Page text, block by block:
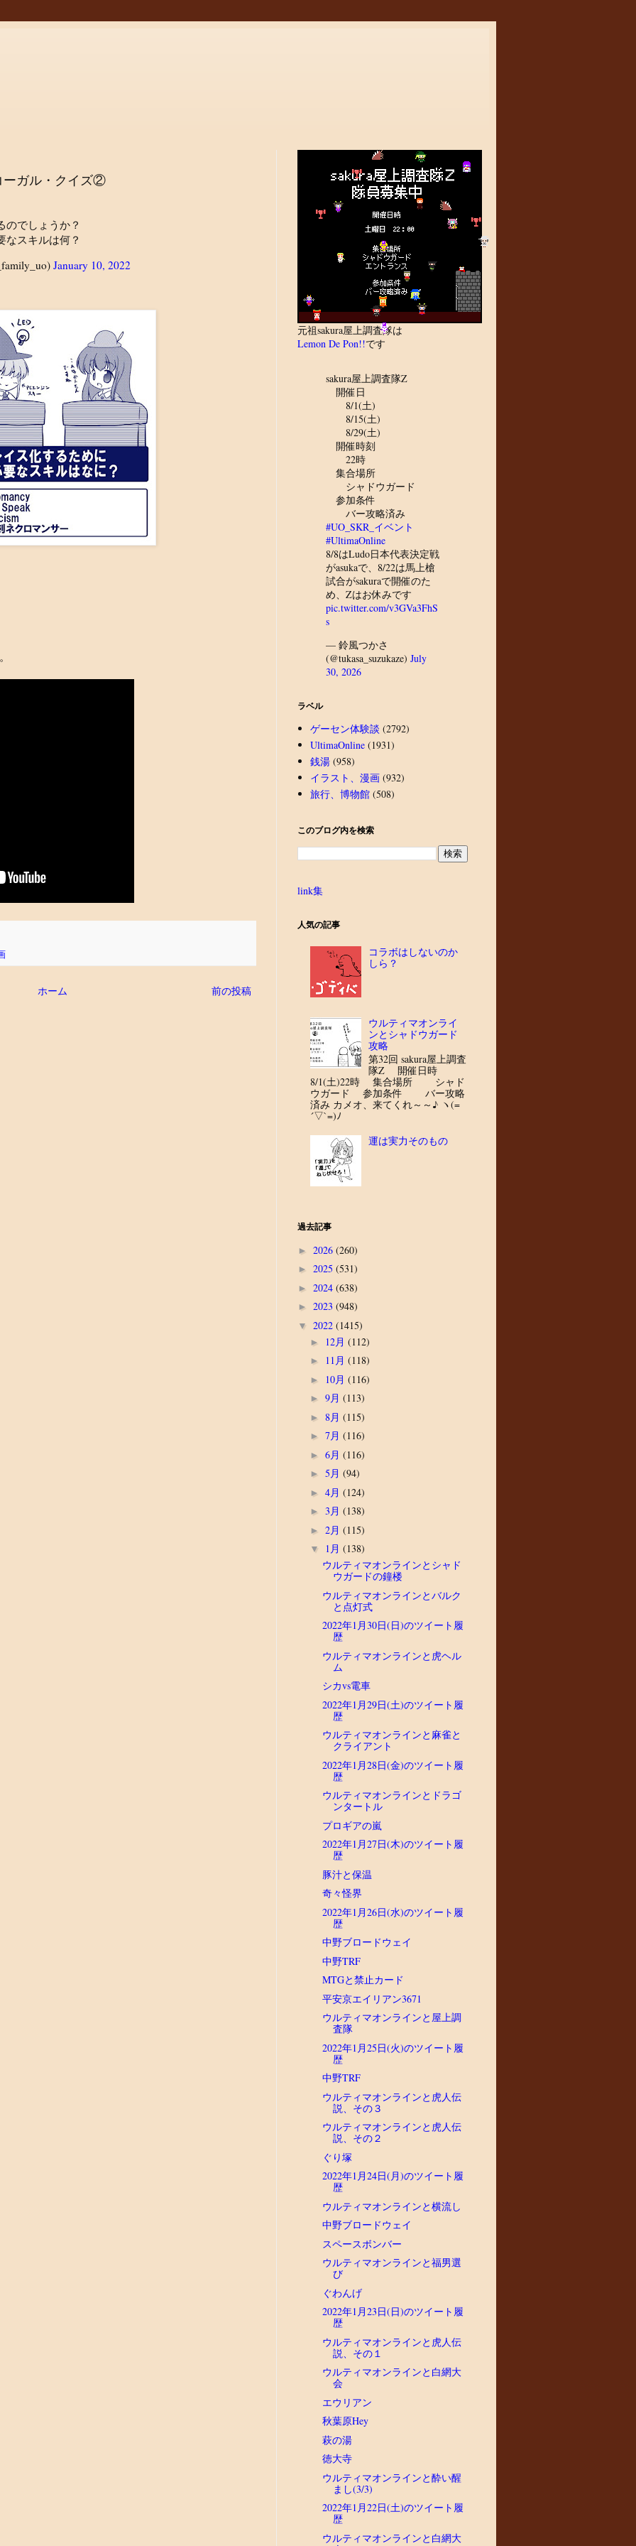
ーガル・クイズ②
でしょうか？
スキルは何？
January 10, 2022
前の投稿
ホーム
元祖sakura屋上調査隊は
Lemon De Pon!!です
sakura屋上調査隊Z
開催日
8/1(土)
8/15(土)
8/29(土)
開催時刻
22時
集合場所
シャドウガード
参加条件
バー攻略済み
#UO_SKR_イベント
#UltimaOnline
8/8はLudo日本代表決定戦
がasukaで、8/22は馬上槍
試合がsakuraで開催のた
め、Zはお休みです
pic.twitter.com/v3GVa3FhS
s
— 鈴風つかさ
(@tukasa_suzukaze) July
30, 2026
ラベル
ゲーセン体験談 (2792)
UltimaOnline (1931)
銭湯 (958)
イラスト、漫画 (932)
旅行、博物館 (508)
このブログ内を検索
link集
人気の記事
コラボはしないのか
しら？
ウルティマオンライ
ンとシャドウガード
攻略
第32回 sakura屋上調査
隊Z 開催日時
8/1(土)22時 集合場所 シャド
ウガード 参加条件 バー攻略
済み カメオ、来てくれ～～♪ ヽ(=
´▽`=)ﾉ
運は実力そのもの
過去記事
► 2026 (260)
► 2025 (531)
► 2024 (638)
► 2023 (948)
▼ 2022 (1415)
► 12月 (112)
► 11月 (118)
► 10月 (116)
► 9月 (113)
► 8月 (115)
► 7月 (116)
► 6月 (116)
► 5月 (94)
► 4月 (124)
► 3月 (138)
► 2月 (115)
▼ 1月 (138)
ウルティマオンラインとシャド
ウガードの鐘楼
ウルティマオンラインとバルク
と点灯式
2022年1月30日(日)のツイート履
歴
ウルティマオンラインと虎ヘル
ム
シカvs電車
2022年1月29日(土)のツイート履
歴
ウルティマオンラインと麻雀と
クライアント
2022年1月28日(金)のツイート履
歴
ウルティマオンラインとドラゴ
ンタートル
プロギアの嵐
2022年1月27日(木)のツイート履
歴
豚汁と保温
奇々怪界
2022年1月26日(水)のツイート履
歴
中野ブロードウェイ
中野TRF
MTGと禁止カード
平安京エイリアン3671
ウルティマオンラインと屋上調
査隊
2022年1月25日(火)のツイート履
歴
中野TRF
ウルティマオンラインと虎人伝
説、その３
ウルティマオンラインと虎人伝
説、その２
ぐり塚
2022年1月24日(月)のツイート履
歴
ウルティマオンラインと横流し
中野ブロードウェイ
スペースボンバー
ウルティマオンラインと福男選
び
ぐわんげ
2022年1月23日(日)のツイート履
歴
ウルティマオンラインと虎人伝
説、その１
ウルティマオンラインと白網大
会
エウリアン
秋葉原Hey
萩の湯
徳大寺
ウルティマオンラインと酔い醒
まし(3/3)
2022年1月22日(土)のツイート履
歴
ウルティマオンラインと白網大